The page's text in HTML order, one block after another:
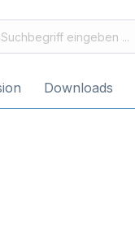
Downloads